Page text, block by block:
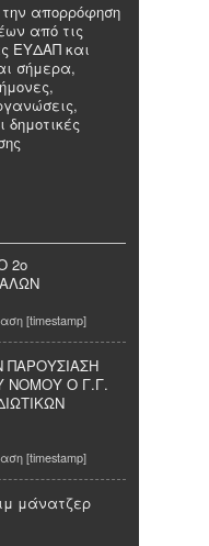
την απορρόφηση
από τις
ΕΥΔΑΠ και
σήμερα,
δημοτικές
2o
[timestamp]
ΠΑΡΟΥΣΙΑΣΗ
ΝΟΜΟΥ Ο Γ.Γ.
[timestamp]
μάνατζερ